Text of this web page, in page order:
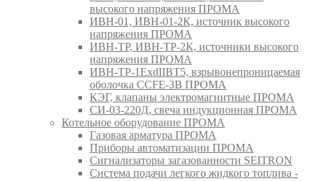
высокого напряжения ПРОМА
ИВН-01, ИВН-01-2К, источник высокого
напряжения ПРОМА
ИВН-ТР, ИВН-ТР-2К, источники высокого
напряжения ПРОМА
ИВН-ТР-1ExdIIBT5, взрывонепроницаемая
оболочка CCFE-3B ПРОМА
КЭГ, клапаны электромагнитные ПРОМА
СИ-03-220Д, свеча индукционная ПРОМА
Котельное оборудование ПРОМА
Газовая арматура ПРОМА
Приборы автоматизации ПРОМА
Сигнализаторы загазованности SEITRON
Система подачи легкого жидкого топлива -